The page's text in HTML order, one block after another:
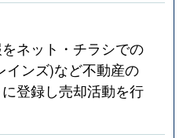
ネット・チラシでの
インズ)など不動産の
登録し売却活動を行